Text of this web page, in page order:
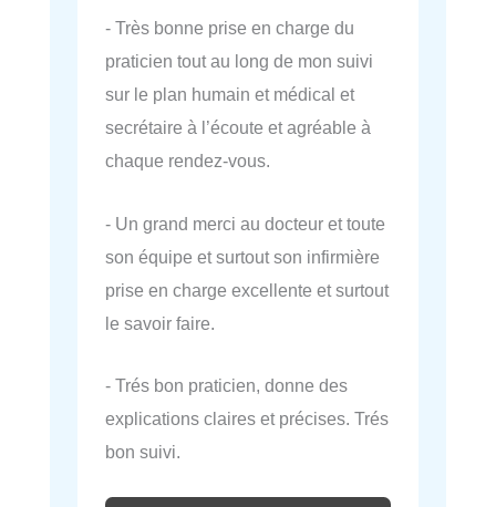
- Très bonne prise en charge du
praticien tout au long de mon suivi
sur le plan humain et médical et
secrétaire à l’écoute et agréable à
chaque rendez-vous.
- Un grand merci au docteur et toute
son équipe et surtout son infirmière
prise en charge excellente et surtout
le savoir faire.
- Trés bon praticien, donne des
explications claires et précises. Trés
bon suivi.